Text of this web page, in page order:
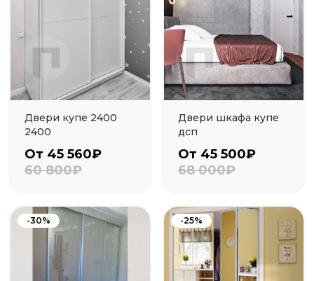
Двери купе 2400
2400
От 45 560₽
60 800₽
Двери шкафа купе
дсп
От 45 500₽
68 000₽
-30% -25%